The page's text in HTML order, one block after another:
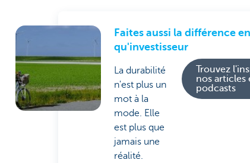
Faites aussi la différence
qu'investisseur
La durabilité
n'est plus un
mot à la
mode. Elle
est plus que
jamais une
réalité.
Trouvez
nos articles
podcasts